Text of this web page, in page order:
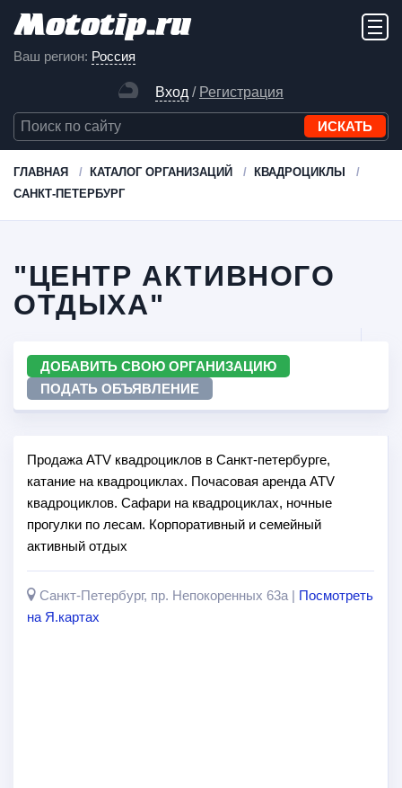
Ваш регион: Россия
Вход / Регистрация
ГЛАВНАЯ КАТАЛОГ ОРГАНИЗАЦИЙ
КВАДРОЦИКЛЫ
САНКТ-ПЕТЕРБУРГ
"ЦЕНТР АКТИВНОГО
ОТДЫХА"
ДОБАВИТЬ СВОЮ ОРГАНИЗАЦИЮ
ПОДАТЬ ОБЪЯВЛЕНИЕ
Продажа ATV квадроциклов в Санкт-петербурге,
катание на квадроциклах. Почасовая аренда ATV
квадроциклов. Сафари на квадроциклах, ночные
прогулки по лесам. Корпоративный и семейный
активный отдых
Санкт-Петербург, пр. Непокоренных 63а | Посмотреть
на Я.картах